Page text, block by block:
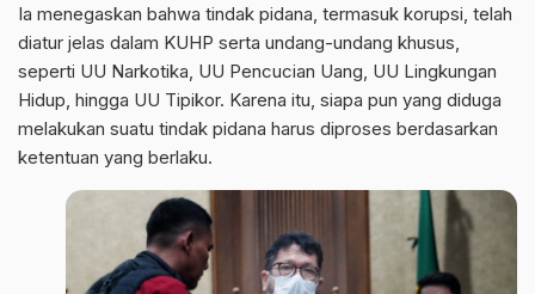
Ia menegaskan bahwa tindak pidana, termasuk korupsi, telah
diatur jelas dalam KUHP serta undang-undang khusus,
seperti UU Narkotika, UU Pencucian Uang, UU Lingkungan
Hidup, hingga UU Tipikor. Karena itu, siapa pun yang diduga
melakukan suatu tindak pidana harus diproses berdasarkan
ketentuan yang berlaku.